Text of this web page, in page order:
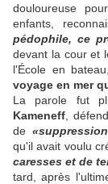
douloureuse
enfants,
pédophile, ce
devant la cour et
l'École en
voyage en mer
La parole fut
Kameneff ,
de
qu'il avait voulu
caresses et de
tard, après